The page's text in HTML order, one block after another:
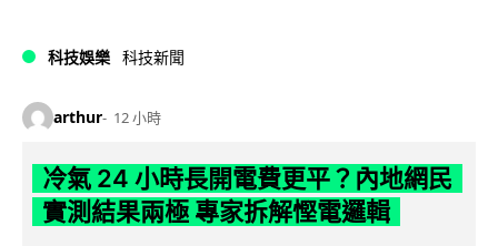
科技娛樂 科技新聞
arthur 12 小時
冷氣 24 小時長開電費更平？內地網民
實測結果兩極 專家拆解慳電邏輯